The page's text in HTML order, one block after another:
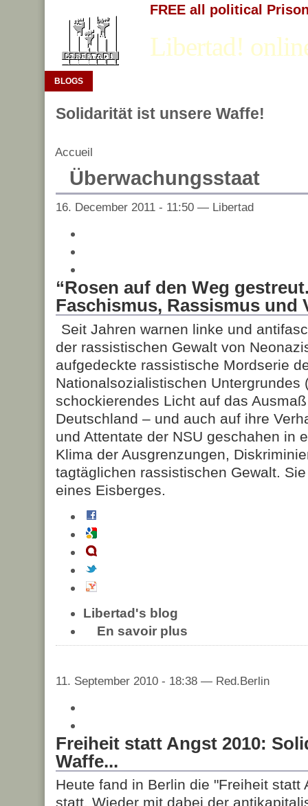
FREE all political
Libertad!
BLOGS
Solidarität ist unsere Waffe!
Accueil
Überwachungsstaat
16. December 2011 - 11:50 — Libertad
“Rosen auf den Weg
Faschismus, Rassismus und
Seit Jahren warnen linke und
der rassistischen Gewalt von
aufgedeckte rassistische Mordserie
Nationalsozialistischen Untergrundes
schockierendes Licht auf das
Deutschland – und auch auf ihre
und Attentate der NSU geschahen in
Klima der Ausgrenzungen,
tagtäglichen rassistischen Gewalt.
eines Eisberges.
Libertad's blog
En savoir plus
11. September 2010 - 18:38 — Red.Berlin
Freiheit statt Angst 2010:
Waffe...
Heute fand in Berlin die "Freiheit statt
statt. Wieder mit dabei der